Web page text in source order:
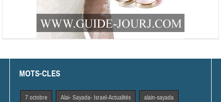
MOTS-CLES
7 octobre Alai- Sayada- Israel-Actualités alain-sayada